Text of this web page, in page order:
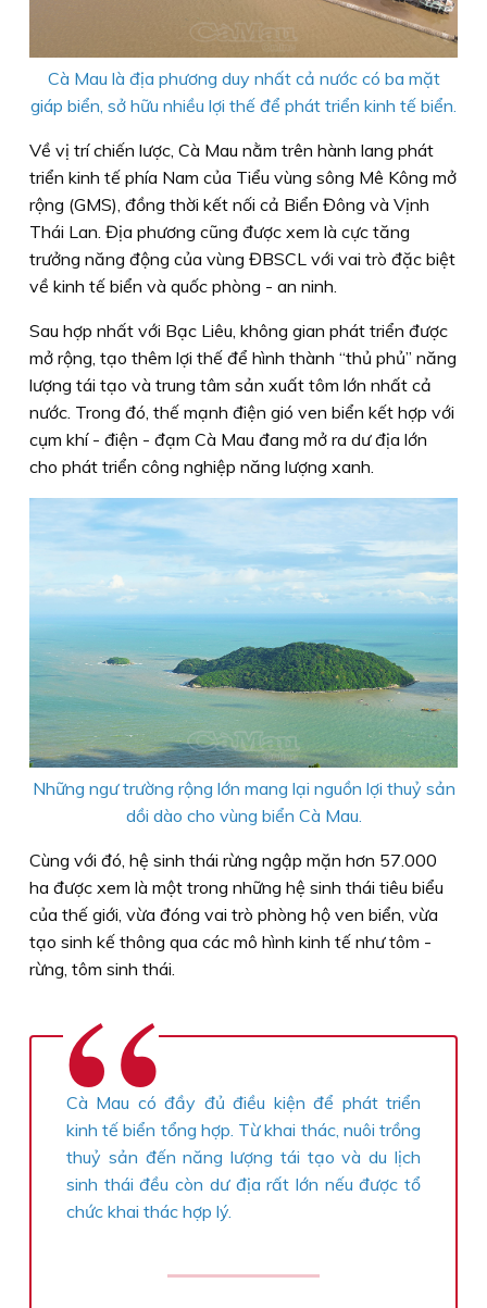
Cà Mau là địa phương duy nhất cả nước có ba mặt
giáp biển, sở hữu nhiều lợi thế để phát triển kinh tế biển.
Về vị trí chiến lược, Cà Mau nằm trên hành lang phát
triển kinh tế phía Nam của Tiểu vùng sông Mê Kông mở
rộng (GMS), đồng thời kết nối cả Biển Đông và Vịnh
Thái Lan. Địa phương cũng được xem là cực tăng
trưởng năng động của vùng ĐBSCL với vai trò đặc biệt
về kinh tế biển và quốc phòng - an ninh.
Sau hợp nhất với Bạc Liêu, không gian phát triển được
mở rộng, tạo thêm lợi thế để hình thành “thủ phủ” năng
lượng tái tạo và trung tâm sản xuất tôm lớn nhất cả
nước. Trong đó, thế mạnh điện gió ven biển kết hợp với
cụm khí - điện - đạm Cà Mau đang mở ra dư địa lớn
cho phát triển công nghiệp năng lượng xanh.
Những ngư trường rộng lớn mang lại nguồn lợi thuỷ sản
dồi dào cho vùng biển Cà Mau.
Cùng với đó, hệ sinh thái rừng ngập mặn hơn 57.000
ha được xem là một trong những hệ sinh thái tiêu biểu
của thế giới, vừa đóng vai trò phòng hộ ven biển, vừa
tạo sinh kế thông qua các mô hình kinh tế như tôm -
rừng, tôm sinh thái.
Cà Mau có đầy đủ điều kiện để phát triển
kinh tế biển tổng hợp. Từ khai thác, nuôi trồng
thuỷ sản đến năng lượng tái tạo và du lịch
sinh thái đều còn dư địa rất lớn nếu được tổ
chức khai thác hợp lý.